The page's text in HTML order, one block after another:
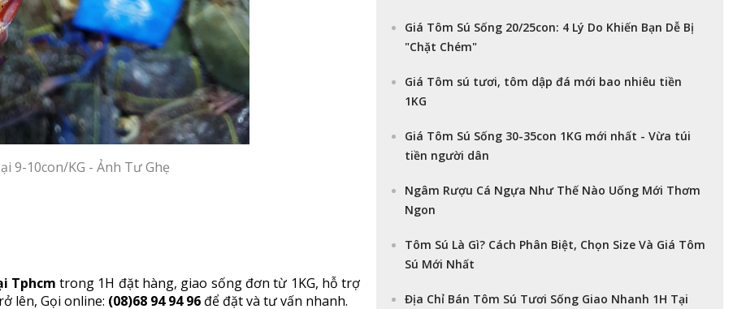
9-10con/KG - Ảnh Tư Ghẹ
Tphcm trong 1H đặt hàng, giao sống đơn từ 1KG, hỗ trợ
lên, Gọi online: (08)68 94 94 96 để đặt và tư vấn nhanh.
Giá Tôm Sú Sống 20/25con: 4 Lý Do Khiến Bạn Dễ Bị
"Chặt Chém"
Giá Tôm sú tươi, tôm dập đá mới bao nhiêu tiền
1KG
Giá Tôm Sú Sống 30-35con 1KG mới nhất - Vừa túi
tiền người dân
Ngâm Rượu Cá Ngựa Như Thế Nào Uống Mới Thơm
Ngon
Tôm Sú Là Gì? Cách Phân Biệt, Chọn Size Và Giá Tôm
Sú Mới Nhất
Địa Chỉ Bán Tôm Sú Tươi Sống Giao Nhanh 1H Tại